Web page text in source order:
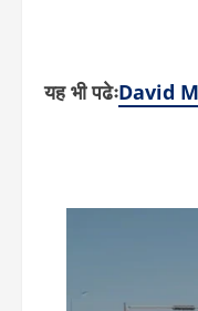
यह भी पढेःDavid